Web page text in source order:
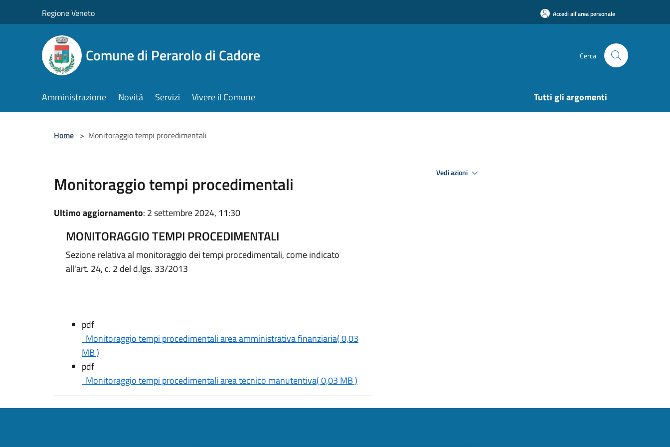
Regione Veneto Accedi all'area personale
Comune di Perarolo di Cadore Cerca
Amministrazione Novità Servizi Vivere il Comune Tutti gli argomenti
Home > Monitoraggio tempi procedimentali
Monitoraggio tempi procedimentali
Ultimo aggiornamento: 2 settembre 2024, 11:30
MONITORAGGIO TEMPI PROCEDIMENTALI
Sezione relativa al monitoraggio dei tempi procedimentali, come indicato
all'art. 24, c. 2 del d.lgs. 33/2013
pdf
Monitoraggio tempi procedimentali area amministrativa finanziaria( 0,03
MB )
pdf
Monitoraggio tempi procedimentali area tecnico manutentiva( 0,03 MB )
Vedi azioni